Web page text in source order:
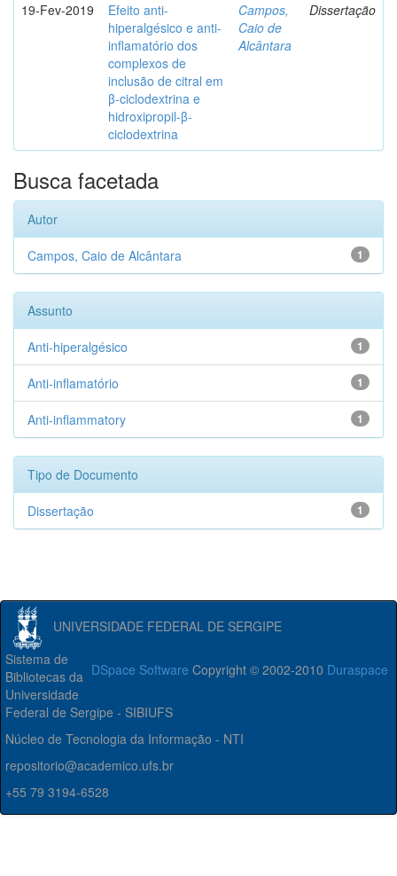
19-Fev-2019
Efeito anti-
hiperalgésico e anti-
inflamatório dos
complexos de
inclusão de citral em
β-ciclodextrina e
hidroxipropil-β-
ciclodextrina
Campos,
Caio de
Alcântara
Dissertação
Busca facetada
Autor
1
Campos, Caio de Alcântara
Assunto
1
Anti-hiperalgésico
1
Anti-inflamatório
1
Anti-inflammatory
Tipo de Documento
1
Dissertação
UNIVERSIDADE FEDERAL DE SERGIPE
DSpace Software Copyright © 2002-2010 Duraspace
Sistema de
Bibliotecas da
Universidade
Federal de Sergipe - SIBIUFS
Núcleo de Tecnologia da Informação - NTI
repositorio@academico.ufs.br
+55 79 3194-6528